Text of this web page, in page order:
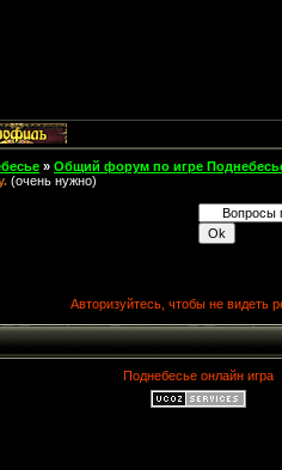
» Общий форум по игре
(очень нужно)
Авторизуйтесь, чтобы не видеть
Поднебесье онлайн игра